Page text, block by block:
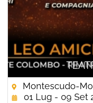
Montescudo-
01 Lug - 09 Set